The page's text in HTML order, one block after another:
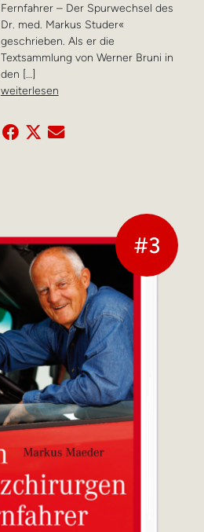
#3
Fernfahrer – Der Spurwechsel des
Dr. med. Markus Studer«
geschrieben. Als er die
Textsammlung von Werner Bruni in
den […]
weiterlesen